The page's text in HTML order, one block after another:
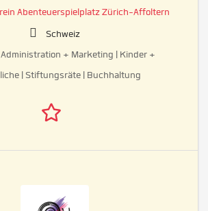
Abenteuerspielplatz Zürich-Affoltern
Schweiz
+ Marketing | Kinder +
| Stiftungsräte | Buchhaltung